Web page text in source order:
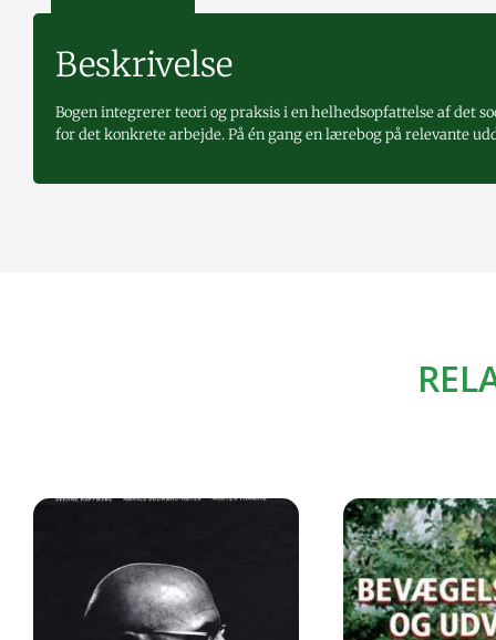
Beskrivelse
Bogen integrerer teori og praksis i en helhedsopfattelse af
for det konkrete arbejde. På én gang en lærebog på relevante